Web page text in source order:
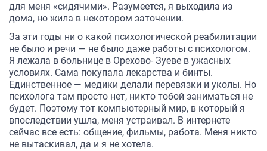
для меня «сидячими». Разумеется, я выходила из
дома, но жила в некотором заточении.
За эти годы ни о какой психологической реабилитации
не было и речи — не было даже работы с психологом.
Я лежала в больнице в Орехово- Зуеве в ужасных
условиях. Сама покупала лекарства и бинты.
Единственное — медики делали перевязки и уколы. Но
психолога там просто нет, никто тобой заниматься не
будет. Поэтому тот компьютерный мир, в который я
впоследствии ушла, меня устраивал. В интернете
сейчас все есть: общение, фильмы, работа. Меня никто
не вытаскивал, да и я не хотела.